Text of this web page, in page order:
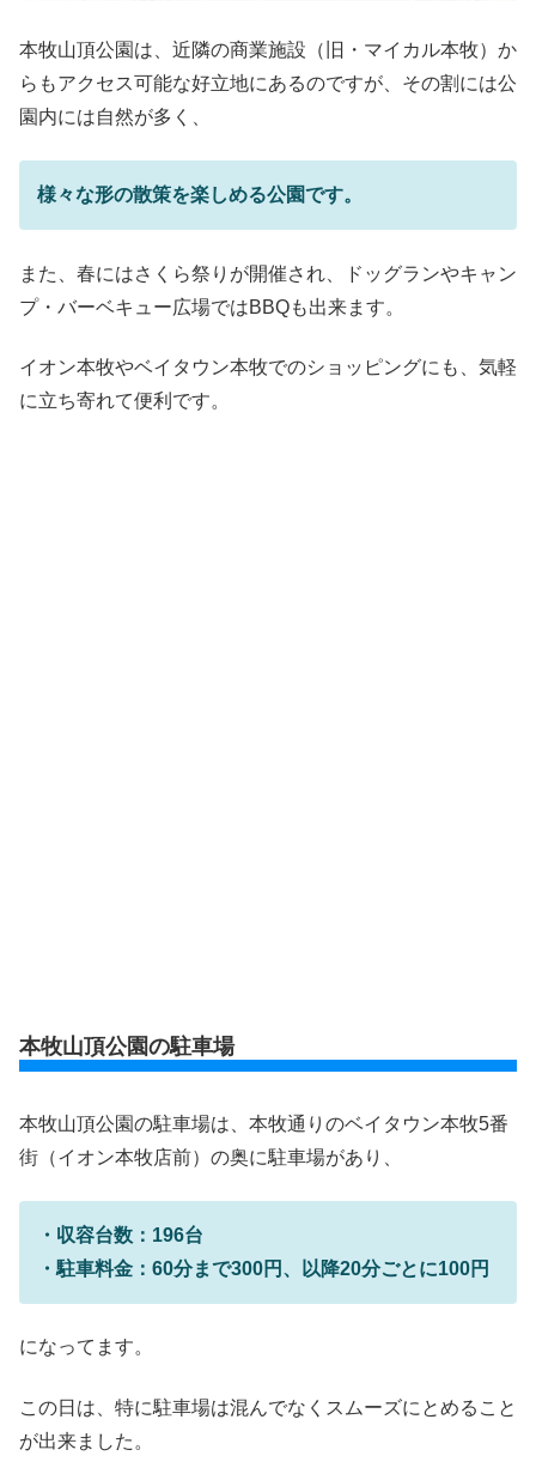
本牧山頂公園は、近隣の商業施設（旧・マイカル本牧）か
らもアクセス可能な好立地にあるのですが、その割には公
園内には自然が多く、
様々な形の散策を楽しめる公園です。
また、春にはさくら祭りが開催され、ドッグランやキャン
プ・バーベキュー広場ではBBQも出来ます。
イオン本牧やベイタウン本牧でのショッピングにも、気軽
に立ち寄れて便利です。
本牧山頂公園の駐車場
本牧山頂公園の駐車場は、本牧通りのベイタウン本牧5番
街（イオン本牧店前）の奥に駐車場があり、
・収容台数：196台
・駐車料金：60分まで300円、以降20分ごとに100円
になってます。
この日は、特に駐車場は混んでなくスムーズにとめること
が出来ました。